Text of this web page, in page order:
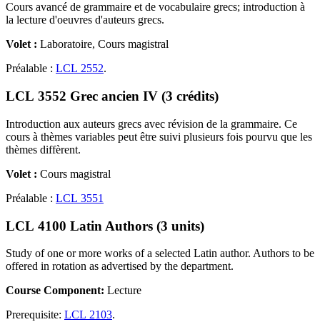
Cours avancé de grammaire et de vocabulaire grecs; introduction à
la lecture d'oeuvres d'auteurs grecs.
Volet : Laboratoire, Cours magistral
Préalable : LCL 2552.
LCL 3552 Grec ancien IV (3 crédits)
Introduction aux auteurs grecs avec révision de la grammaire. Ce
cours à thèmes variables peut être suivi plusieurs fois pourvu que les
thèmes diffèrent.
Volet : Cours magistral
Préalable : LCL 3551
LCL 4100 Latin Authors (3 units)
Study of one or more works of a selected Latin author. Authors to be
offered in rotation as advertised by the department.
Course Component: Lecture
Prerequisite: LCL 2103.